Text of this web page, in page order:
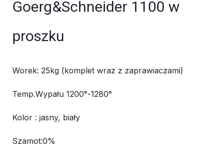
Goerg&Schneider 1100 w
proszku
Worek: 25kg (komplet wraz z zaprawiaczami)
Temp.Wypału 1200°-1280°
Kolor : jasny, biały
Szamot:0%